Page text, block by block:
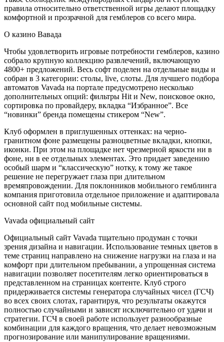
правила относительно ответственной игры делают площадку
комфортной и прозрачной для гемблеров со всего мира.
О казино Вавада
Чтобы удовлетворить игровые потребности гемблеров, казино
собрало крупную коллекцию развлечений, включающую
4800+ предложений. Весь софт поделен на отдельные виды и
собран в 3 категории: столы, live, слоты. Для лучшего подбора
автоматов Vavada на портале предусмотрено несколько
дополнительных опций: фильтры Hit и New, поисковое окно,
сортировка по провайдеру, вкладка “Избранное”. Все
“новинки” бренда помещены стикером “New”.
Клуб оформлен в приглушенных оттенках: на черно-
гранитном фоне размещены разноцветные вкладки, кнопки,
иконки. При этом на площадке нет чрезмерной яркости ни в
фоне, ни в ее отдельных элементах. Это придает заведению
особый шарм и “классическую” нотку, к тому же такое
решение не перегружает глаза при длительном
времяпровождении. Для поклонников мобильного гемблинга
компания приготовила отдельное приложение и адаптировала
основной сайт под мобильные системы.
Vavada официальный сайт
Официальный сайт Vavada тщательно продуман с точки
зрения дизайна и навигации. Использование темных цветов в
теме страниц направлено на снижение нагрузки на глаза и на
комфорт при длительном пребывании, а упрощенная система
навигации позволяет посетителям легко ориентироваться в
представленном на страницах контенте. Клуб строго
придерживается системы генератора случайных чисел (ГСЧ)
во всех своих слотах, гарантируя, что результаты окажутся
полностью случайными и зависят исключительно от удачи и
стратегии. ГСЧ в своей работе использует разнообразные
комбинации для каждого вращения, что делает невозможным
прогнозирование или манипулирование вращениями.